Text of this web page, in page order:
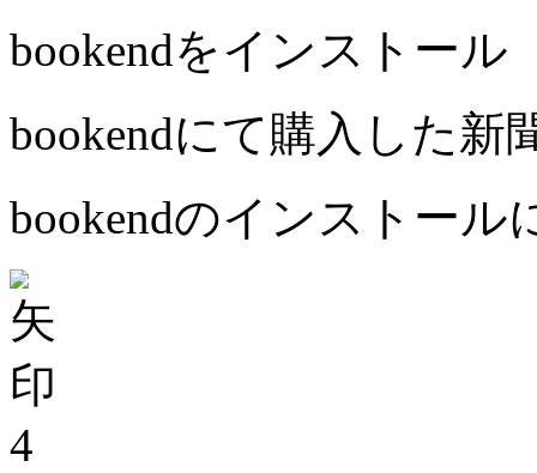
bookendをインストール
bookendにて購入した新
bookendのインストール
4